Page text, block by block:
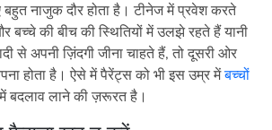
नाजुक दौर होता है। टीनेज में प्रवेश करते
की बीच की स्थितियों में उलझे रहते हैं यानी
से अपनी ज़िंदगी जीना चाहते हैं, तो दूसरी ओर
होता है। ऐसे में पैरेंट्स को भी इस उम्र मेंबच्चों
बदलाव लाने की ज़रूरत है।